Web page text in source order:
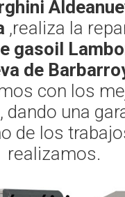
,realiza la
gasoil
de
con los
dando una
de los
realizamos.